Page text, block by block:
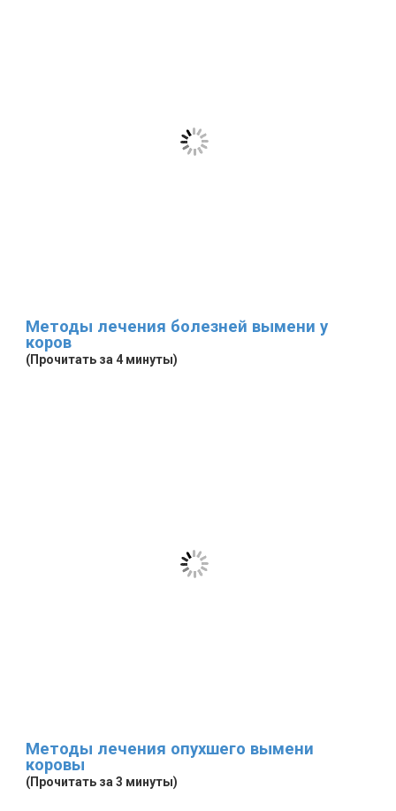
Методы лечения болезней вымени у
коров
(Прочитать за 4 минуты)
Методы лечения опухшего вымени
коровы
(Прочитать за 3 минуты)